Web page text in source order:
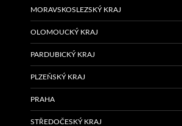
MORAVSKOSLEZSKÝ KRAJ
OLOMOUCKÝ KRAJ
PARDUBICKÝ KRAJ
PLZEŇSKÝ KRAJ
PRAHA
STŘEDOČESKÝ KRAJ